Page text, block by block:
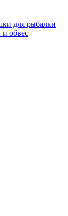
для рыбалки
обвес